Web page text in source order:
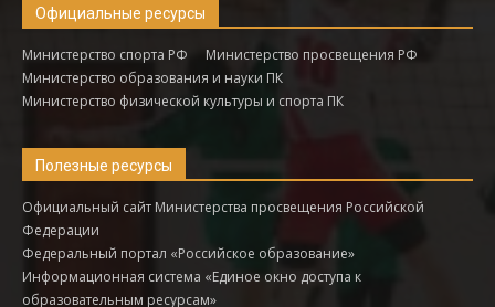
Официальные ресурсы
Министерство спорта РФ
Министерство просвещения РФ
Министерство образования и науки ПК
Министерство физической культуры и спорта ПК
Полезные ресурсы
Официальный сайт Министерства просвещения Российской
Федерации
Федеральный портал «Российское образование»
Информационная система «Единое окно доступа к
образовательным ресурсам»